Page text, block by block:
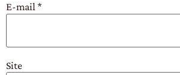
E-mail*
Site